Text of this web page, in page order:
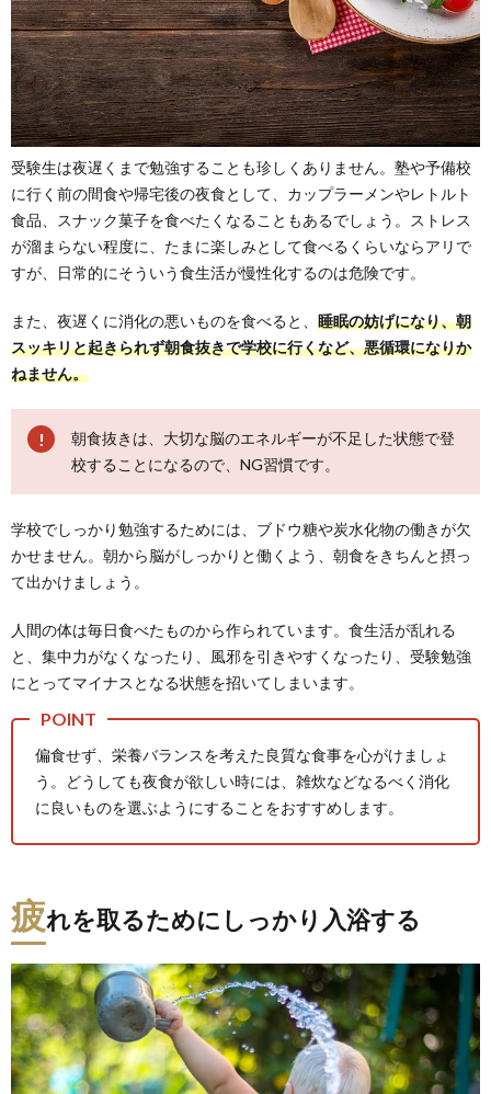
受験生は夜遅くまで勉強することも珍しくありません。塾や予備校
に行く前の間食や帰宅後の夜食として、カップラーメンやレトルト
食品、スナック菓子を食べたくなることもあるでしょう。ストレス
が溜まらない程度に、たまに楽しみとして食べるくらいならアリで
すが、日常的にそういう食生活が慢性化するのは危険です。
また、夜遅くに消化の悪いものを食べると、 睡眠の妨げになり、朝
スッキリと起きられず朝食抜きで学校に行くなど、悪循環になりか
ねません。
朝食抜きは、大切な脳のエネルギーが不足した状態で登
校することになるので、NG習慣です。
学校でしっかり勉強するためには、ブドウ糖や炭水化物の働きが欠
かせません。朝から脳がしっかりと働くよう、朝食をきちんと摂っ
て出かけましょう。
人間の体は毎日食べたものから作られています。食生活が乱れる
と、集中力がなくなったり、風邪を引きやすくなったり、受験勉強
にとってマイナスとなる状態を招いてしまいます。
偏食せず、栄養バランスを考えた良質な食事を心がけましょ
う。どうしても夜食が欲しい時には、雑炊などなるべく消化
に良いものを選ぶようにすることをおすすめします。
疲れを取るためにしっかり入浴する